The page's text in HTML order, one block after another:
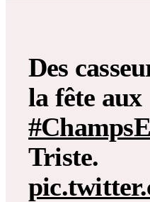
Des
la fête aux
Triste.